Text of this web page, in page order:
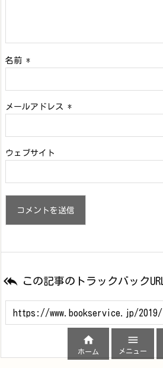
名前 *
メールアドレス *
ウェブサイト
 この記事のトラックバックURL

ホーム

メニュー